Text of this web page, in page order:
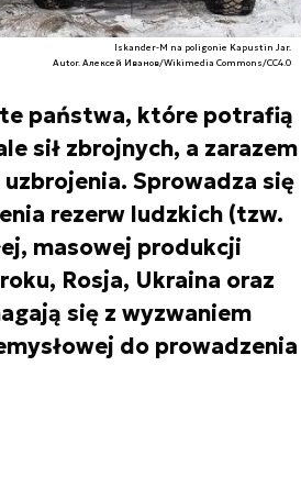
Iskander-M na poligonie Kapustin Jar.
Autor. Алексей Иванов/Wikimedia Commons/CC4.0
państwa, które potrafią
sił zbrojnych, a zarazem
Sprowadza się
rezerw ludzkich (tzw.
masowej produkcji
Rosja, Ukraina oraz
się z wyzwaniem
do prowadzenia